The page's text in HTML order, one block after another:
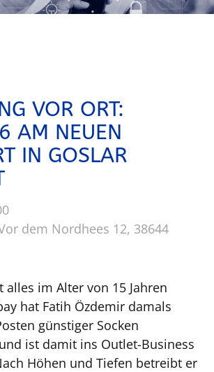
VOR ORT:
AM NEUEN
IN GOSLAR
dem Nordhees 12, 38644
alles im Alter von 15 Jahren
hat Fatih Özdemir damals
günstiger Socken
ist damit ins Outlet-Business
Höhen und Tiefen betreibt er